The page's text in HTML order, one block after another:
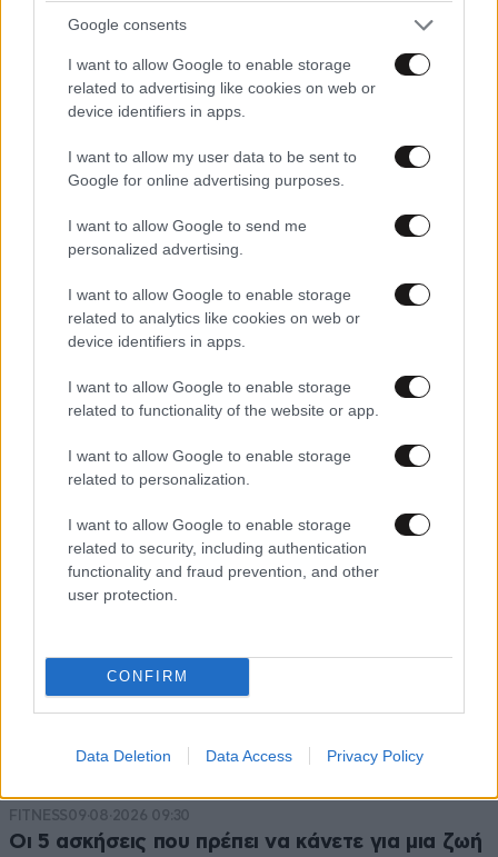
Google consents
I want to allow Google to enable storage
related to advertising like cookies on web or
device identifiers in apps.
I want to allow my user data to be sent to
Google for online advertising purposes.
I want to allow Google to send me
personalized advertising.
I want to allow Google to enable storage
related to analytics like cookies on web or
device identifiers in apps.
I want to allow Google to enable storage
related to functionality of the website or app.
I want to allow Google to enable storage
related to personalization.
I want to allow Google to enable storage
related to security, including authentication
functionality and fraud prevention, and other
user protection.
CONFIRM
Data Deletion Data Access Privacy Policy
FITNESS09·08·2026 09:30
Οι 5 ασκήσεις που πρέπει να κάνετε για μια ζωή